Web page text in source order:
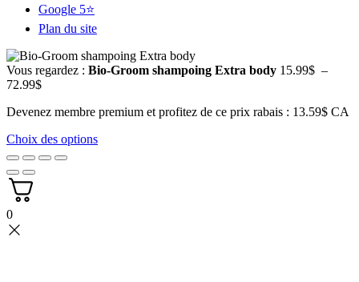
Google 5⭐
Plan du site
Vous regardez : Bio-Groom shampoing Extra body 15.99$ –
72.99$Plage
prix :
à
72.99$
Devenez membre premium et profitez de ce prix rabais : 13.59$ CA
Choix des options
0